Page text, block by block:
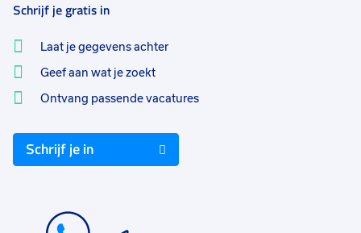
Schrijf je gratis in
Laat je gegevens achter
Geef aan wat je zoekt
Ontvang passende vacatures
Schrijf je in